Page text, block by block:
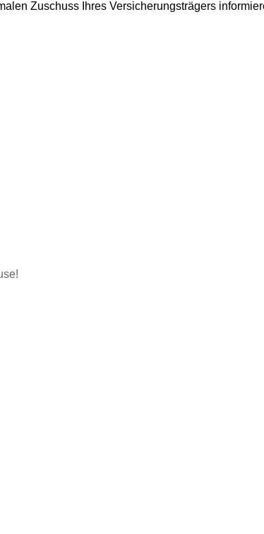
Zuschuss Ihres Versicherungsträgers